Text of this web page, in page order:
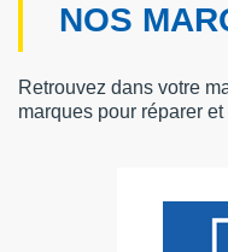
NOS
Retrouvez dans votre
marques pour réparer